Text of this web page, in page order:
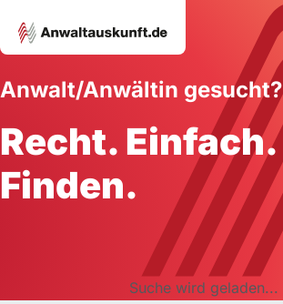
Anwalt/Anwältin gesucht?
Recht. Einfach.
Finden.
Suche wird geladen...